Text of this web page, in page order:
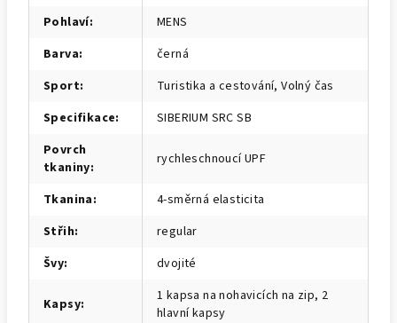
Pohlaví:
MENS
Barva:
černá
Sport:
Turistika a cestování, Volný čas
Specifikace:
SIBERIUM SRC SB
Povrch
tkaniny: rychleschnoucí UPF
Tkanina:
4-směrná elasticita
Střih:
regular
Švy: dvojité
Kapsy:
1 kapsa na nohavicích na zip, 2
hlavní kapsy